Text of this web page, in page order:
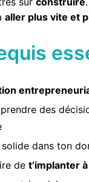
aller plus vite et
des
dans ton
de t’implanter